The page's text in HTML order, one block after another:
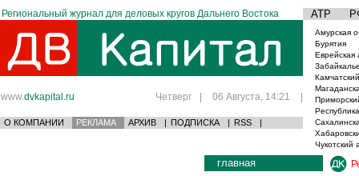
Региональный журнал для деловых кругов Дальнего Востока АТР
www.dvkapital.ru Четверг | 06 Августа, 14:21 |
О КОМПАНИИ РЕКЛАМА АРХИВ | ПОДПИСКА | RSS |
Амурская
Бурятия
Еврейская
Чукотский
главная